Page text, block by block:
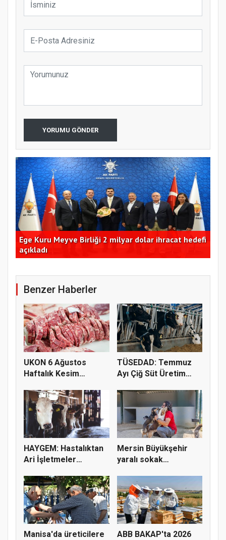
YORUMU GÖNDER
Ege Kuru Meyve Birliği 2 milyar dolar ihracat hedefi
açıkladı
Benzer Haberler
UKON 6 Ağustos
Haftalık Kesim
TÜSEDAD: Temmuz
Ayı Çiğ Süt Üretim
HAYGEM: Hastalıktan
Ari İşletmeler
Mersin Büyükşehir
yaralı sokak
Manisa'da üreticilere
ABB BAKAP'ta 2026